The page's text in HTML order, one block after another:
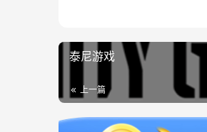
泰尼游戏
上一篇